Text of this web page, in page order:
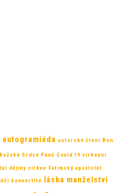
autogramiáda autorské čtení Ben
Božské Srdce Páně Covid 19 církevní
dějiny církve Fatimský apoštolát
konvertité láska manželství